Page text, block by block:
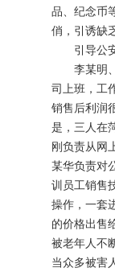
品、纪念币
俏，引诱缺
引导公安
李某明、
司上班，工
销售后利润
是，三人在
刚负责从网
某华负责对
训员工销售
操作，一套
的价格出售
被老年人不
当众多被害